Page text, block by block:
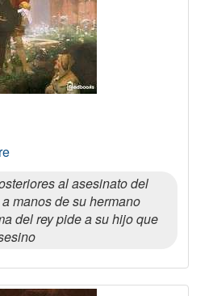
al asesinato del
manos de su hermano
del rey pide a su hijo que